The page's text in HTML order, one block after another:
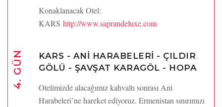
Konaklanacak Otel:
KARS http://www.saprandeluxe.com
4. GÜN
KARS - ANİ HARABELERİ - ÇILDIR
GÖLÜ - ŞAVŞAT KARAGÖL - HOPA
Otelimizde alacağımız kahvaltı sonrası Ani
Harabeleri’ne hareket ediyoruz. Ermenistan sınırımızı